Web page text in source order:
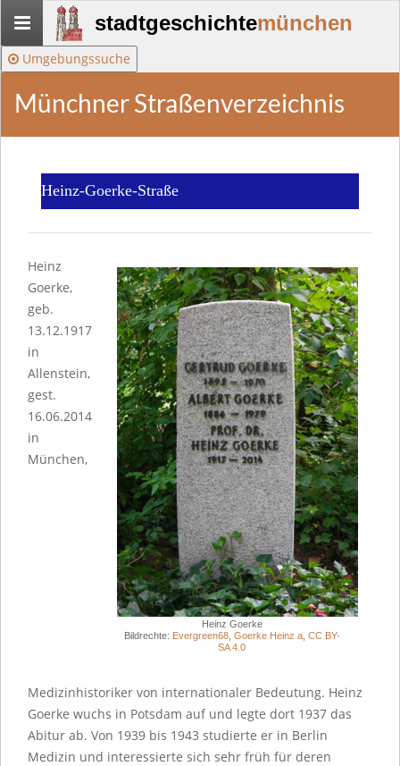
Stadtgeschichte-
München
stadtgeschichtemünchen
Umgebungssuche
Münchner Straßenverzeichnis
Heinz-Goerke-Straße
Heinz Goerke
Bildrechte: Evergreen68, Goerke Heinz a, CC BY-
SA 4.0
Heinz
Goerke,
geb.
13.12.1917
in
Allenstein,
gest.
16.06.2014
in
München,
Medizinhistoriker von internationaler Bedeutung. Heinz
Goerke wuchs in Potsdam auf und legte dort 1937 das
Abitur ab. Von 1939 bis 1943 studierte er in Berlin
Medizin und interessierte sich sehr früh für deren